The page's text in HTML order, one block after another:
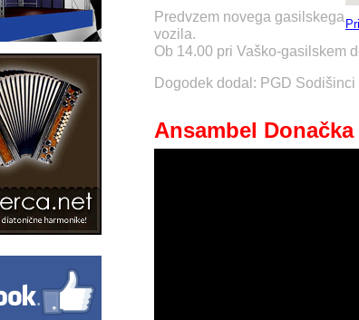
Predvzem novega gasilskega
vozila.
Ob 14.00 pri Vaško-gasilskem
Dogodek dodal: PGD Sodišinci
Ansambel Donačka